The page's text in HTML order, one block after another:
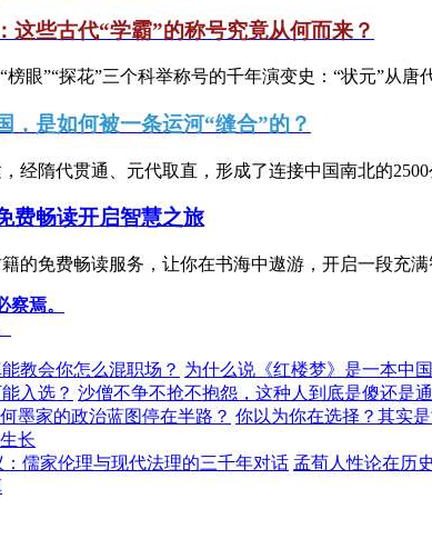
这些古代“学霸”的称号究竟从何而来？
榜眼”“探花”三个科举称号的千年演变史：“状元”从唐
，是如何被一条运河“缝合”的？
经隋代贯通、元代取直，形成了连接中国南北的
费畅读开启智慧之旅
的免费畅读服务，让你在书海中遨游，开启一段充
焉。
教会你怎么混职场？ 为什么说《红楼梦》是一本中
入选？ 沙僧不争不抢不抱怨，这种人到底是傻还是
墨家的政治蓝图停在半路？ 你以为你在选择？其实
长
：儒家伦理与现代法理的三千年对话 孟荀人性论在历